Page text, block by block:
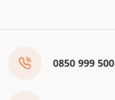
0850 999 500